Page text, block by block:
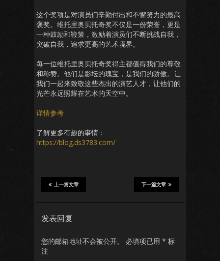
这个奖项是对演员们辛勤付出和不懈努力的最高
褒奖。维托里奥贝托奇奖不仅是一份荣誉，更是
一种鼓励和鞭策，激励着演员们不断挑战自我，
突破自我，追求更高的艺术境界。
每一位维托里奥贝托奇奖得主都值得我们的尊敬
和称赞。他们是影坛的瑰宝，是我们的骄傲。让
我们一起来致敬这些杰出的演艺人才，让他们的
光芒永远照耀在艺术的天空中。
详情参考
了解更多有趣的事情：
https://blog.ds3783.com/
下一篇文章
上一篇文章
发表回复
您的邮箱地址不会被公开。 必填项已用 * 标
注